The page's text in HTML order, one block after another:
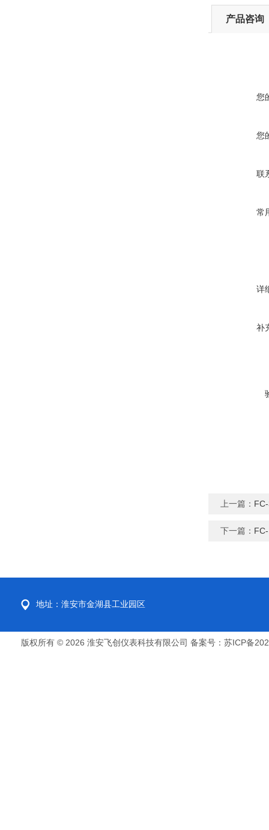
产品咨询
您
您
联
常
详
补
上一篇：
下一篇：
地址：淮安市金湖县工业园区
版权所有 © 2026 淮安飞创仪表科技有限公司 备案号：苏ICP备